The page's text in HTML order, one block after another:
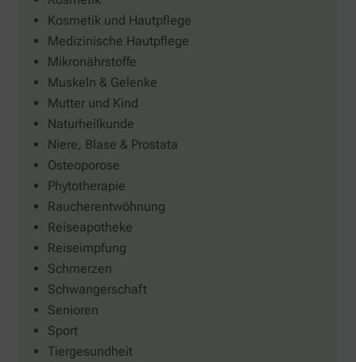
Kosmetik und Hautpflege
Medizinische Hautpflege
Mikronährstoffe
Muskeln & Gelenke
Mutter und Kind
Naturheilkunde
Niere, Blase & Prostata
Osteoporose
Phytotherapie
Raucherentwöhnung
Reiseapotheke
Reiseimpfung
Schmerzen
Schwangerschaft
Senioren
Sport
Tiergesundheit